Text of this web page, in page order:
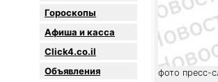
Гороскопы
Афиша и касса
Click4.co.il
Объявления
фото пресс-